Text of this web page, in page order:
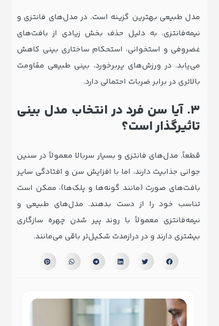
مدل طبیعی بهترین گزینه است. در مدل‌های فانتزی و
نیمه‌فانتزی، به دلیل حذف بخش زیادی از بافت‌های
غضروفی و استخوانی، استحکام ساختاری بینی کاهش
می‌یابد. در ورزش‌های پربرخورد، بینی طبیعی مقاومت
بالاتری در برابر ضربات احتمالی دارد.
۳. آیا سن فرد در انتخاب مدل بینی
تاثیرگذار است؟
قطعاً. مدل‌های فانتزی و بسیار سربالا معمولاً در سنین
جوانی جذابیت دارند، اما با افزایش سن و افتادگی سایر
بافت‌های صورت (مانند گونه‌ها و پلک‌ها)، ممکن است
تناسب خود را از دست بدهند. مدل‌های طبیعی و
نیمه‌فانتزی معمولاً با روند پیر شدن چهره سازگاری
بیشتری دارند و در درازمدت شکیل‌تر باقی می‌مانند.